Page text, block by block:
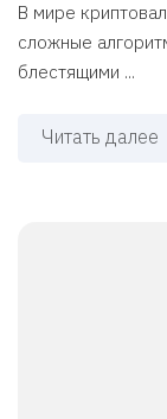
В мире
сложные
блестящими ...
Читать далее